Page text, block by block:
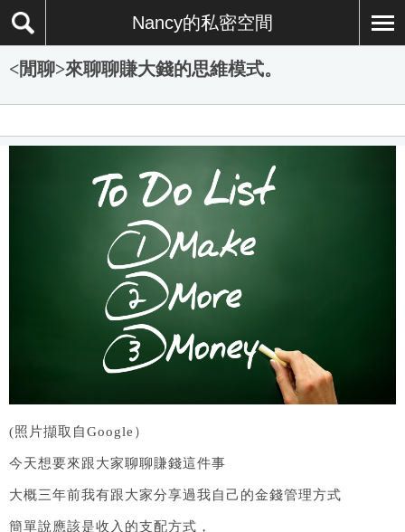
Nancy的私密空間
<閒聊>來聊聊賺大錢的思維模式。
(照片擷取自Google）
今天想要來跟大家聊聊賺錢這件事
大概三年前我有跟大家分享過我自己的金錢管理方式
簡單說應該是收入的支配方式，